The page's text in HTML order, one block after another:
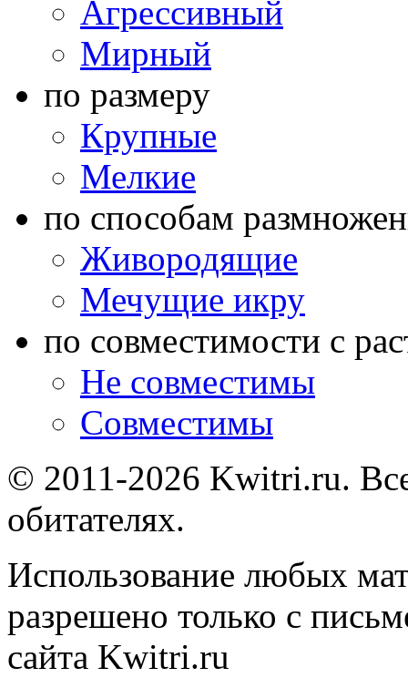
Агрессивный
Мирный
по размеру
Крупные
Мелкие
по способам
Живородящие
Мечущие икру
по совместимости с
Не совместимы
Совместимы
© 2011-2026 Kwitri.ru.
обитателях.
Использование любых
разрешено только с
сайта Kwitri.ru